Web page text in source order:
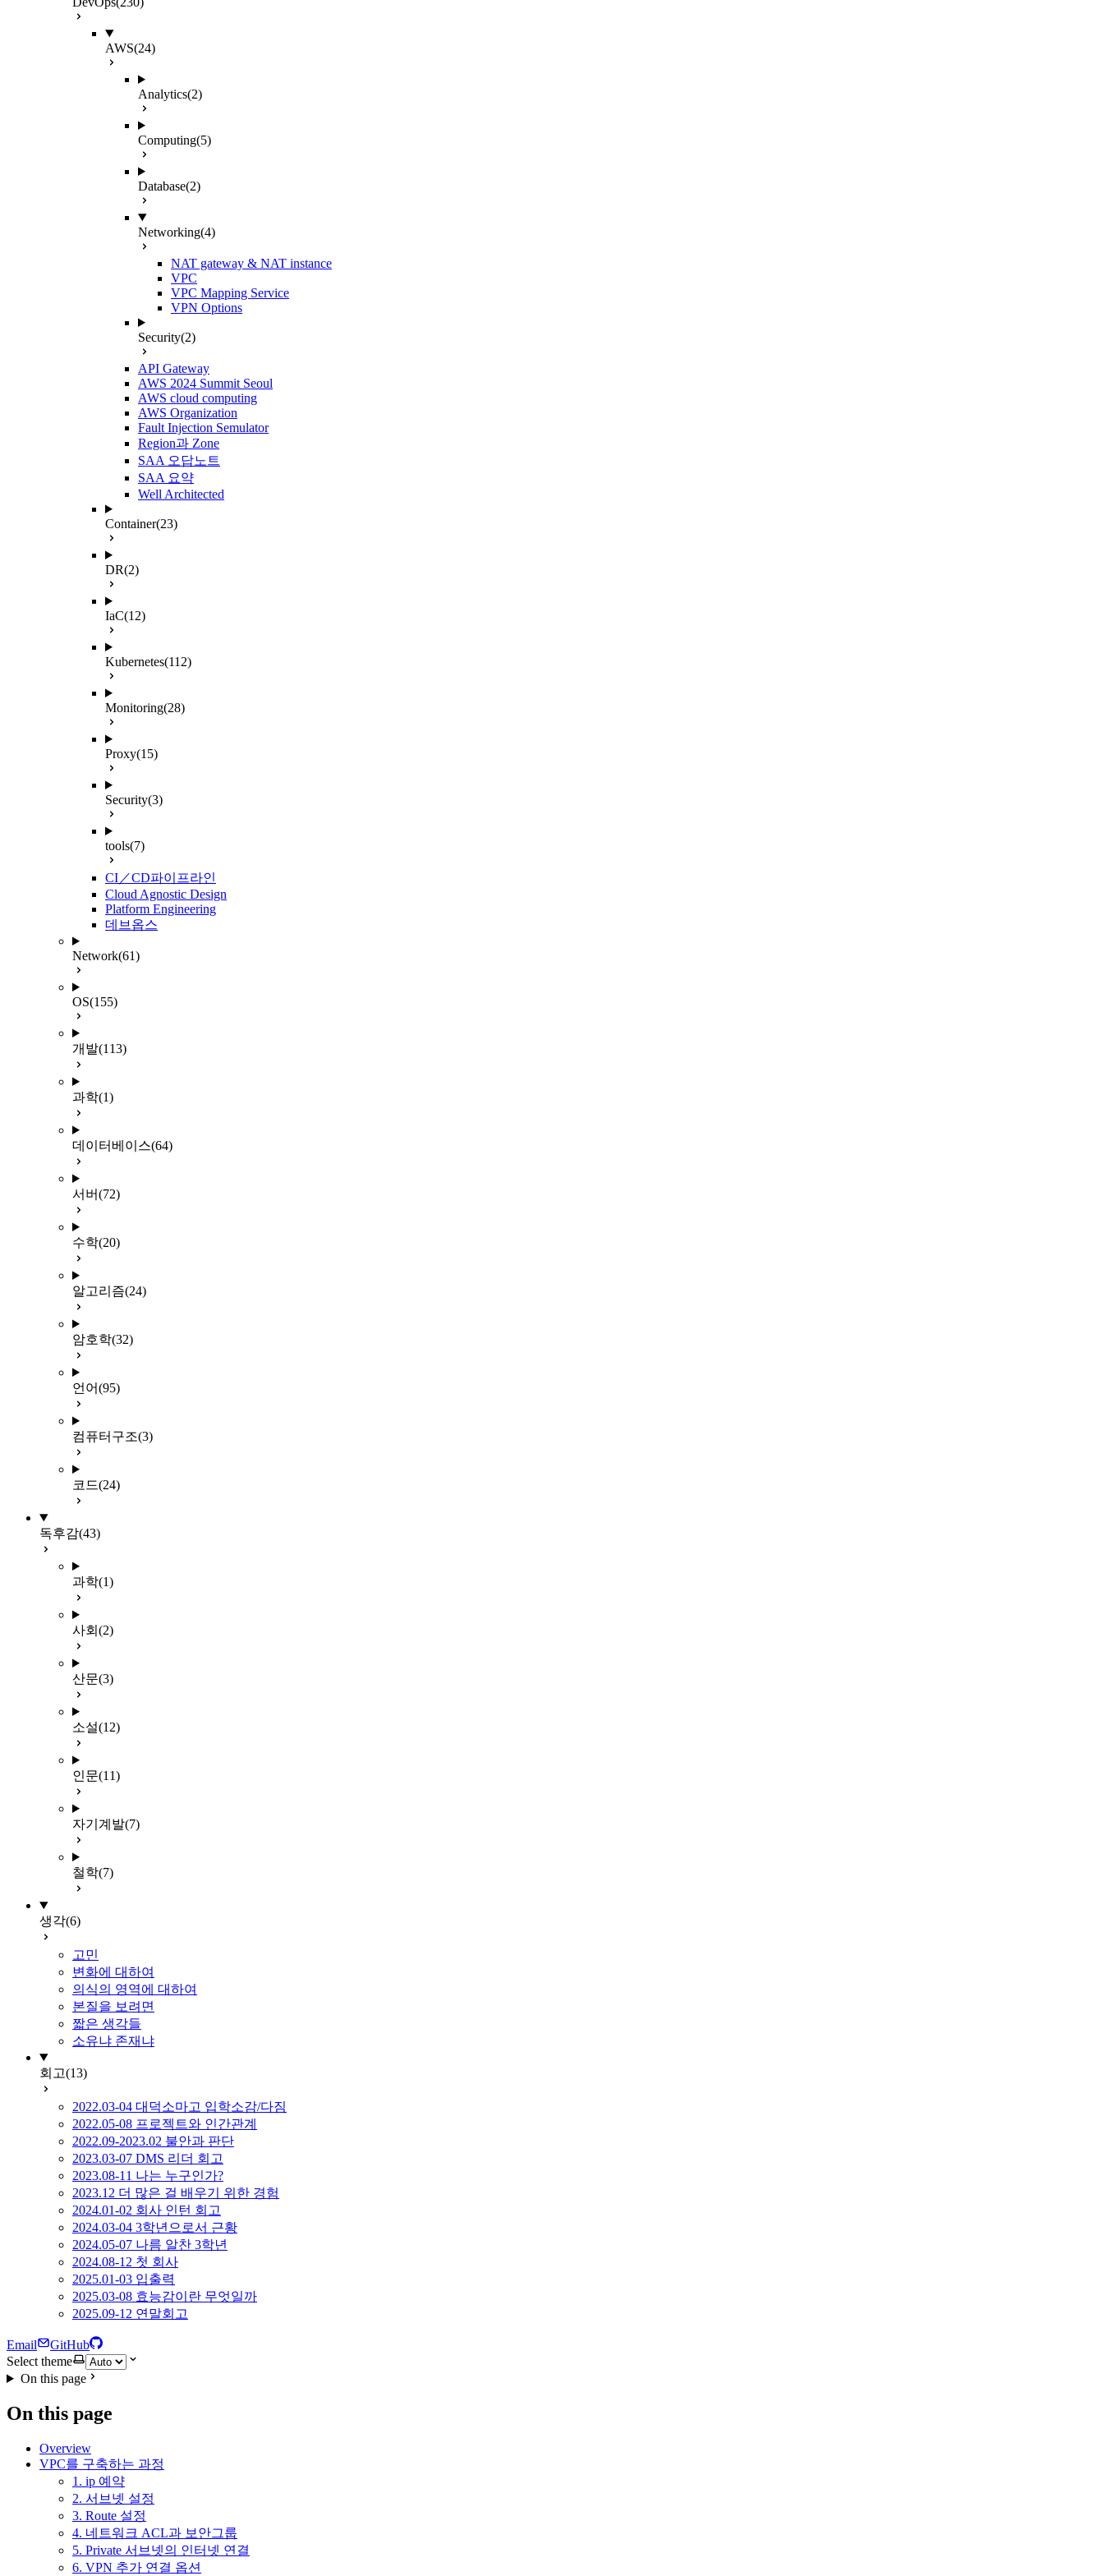
AWS(24)
Analytics(2)
Computing(5)
Database(2)
Networking(4)
NAT gateway & NAT instance
VPC
VPC Mapping Service
VPN Options
Security(2)
API Gateway
AWS 2024 Summit Seoul
AWS cloud computing
AWS Organization
Fault Injection Semulator
Region과 Zone
SAA 오답노트
SAA 요약
Well Architected
Container(23)
DR(2)
IaC(12)
Kubernetes(112)
Monitoring(28)
Proxy(15)
Security(3)
tools(7)
CI／CD파이프라인
Cloud Agnostic Design
Platform Engineering
데브옵스
Network(61)
OS(155)
개발(113)
과학(1)
데이터베이스(64)
서버(72)
수학(20)
알고리즘(24)
암호학(32)
언어(95)
컴퓨터구조(3)
코드(24)
독후감(43)
과학(1)
사회 (2)
산문(3)
소설(12)
인문(11)
자기계발(7)
철학(7)
생각(6)
고민
변화에 대하여
의식의 영역에 대하여
본질을 보려면
짧은 생각들
소유냐 존재냐
회고(13)
2022.03-04 대덕소마고 입학소감/다짐
2022.05-08 프로젝트와 인간관계
2022.09-2023.02 불안과 판단
2023.03-07 DMS 리더 회고
2023.08-11 나는 누구인가?
2023.12 더 많은 걸 배우기 위한 경험
2024.01-02 회사 인턴 회고
2024.03-04 3학년으로서 근황
2024.05-07 나름 알찬 3학년
2024.08-12 첫 회사
2025.01-03 입출력
2025.03-08 효능감이란 무엇일까
2025.09-12 연말회고
Email
GitHub
Select theme
On this page
On this page
Overview
VPC를 구축하는 과정
1. ip 예약
2. 서브넷 설정
3. Route 설정
4. 네트워크 ACL과 보안그룹
5. Private 서브넷의 인터넷 연결
6. VPN 추가 연결 옵션